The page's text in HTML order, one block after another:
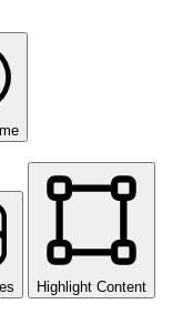
Highlight Content